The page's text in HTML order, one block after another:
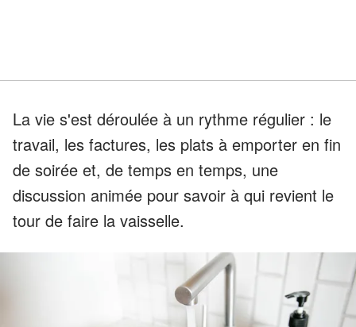
La vie s'est déroulée à un rythme régulier : le
travail, les factures, les plats à emporter en fin
de soirée et, de temps en temps, une
discussion animée pour savoir à qui revient le
tour de faire la vaisselle.